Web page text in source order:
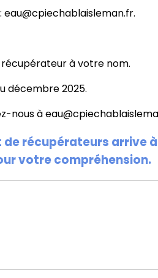
eau@cpiechablaisleman.fr.
à votre nom.
décembre 2025.
nous à
récupérateurs arrive
votre compréhension.